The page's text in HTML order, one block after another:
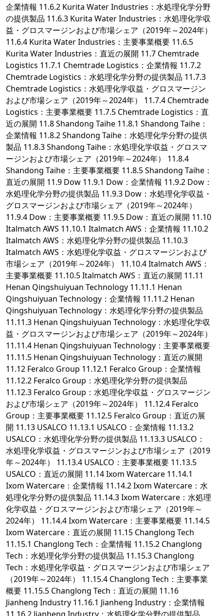
企業情報 11.6.2 Kurita Water Industries：水処理化学分野
の提供製品 11.6.3 Kurita Water Industries：水処理化学収
益・グロスマージンおよび市場シェア（2019年～2024年）
11.6.4 Kurita Water Industries：主要事業概要 11.6.5
Kurita Water Industries：直近の展開 11.7 Chemtrade
Logistics 11.7.1 Chemtrade Logistics：企業情報 11.7.2
Chemtrade Logistics：水処理化学分野の提供製品 11.7.3
Chemtrade Logistics：水処理化学収益・グロスマージン
および市場シェア（2019年～2024年） 11.7.4 Chemtrade
Logistics：主要事業概要 11.7.5 Chemtrade Logistics：直
近の展開 11.8 Shandong Taihe 11.8.1 Shandong Taihe：
企業情報 11.8.2 Shandong Taihe：水処理化学分野の提供
製品 11.8.3 Shandong Taihe：水処理化学収益・グロスマ
ージンおよび市場シェア（2019年～2024年） 11.8.4
Shandong Taihe：主要事業概要 11.8.5 Shandong Taihe：
直近の展開 11.9 Dow 11.9.1 Dow：企業情報 11.9.2 Dow：
水処理化学分野の提供製品 11.9.3 Dow：水処理化学収益・
グロスマージンおよび市場シェア（2019年～2024年）
11.9.4 Dow：主要事業概要 11.9.5 Dow：直近の展開 11.10
Italmatch AWS 11.10.1 Italmatch AWS：企業情報 11.10.2
Italmatch AWS：水処理化学分野の提供製品 11.10.3
Italmatch AWS：水処理化学収益・グロスマージンおよび
市場シェア（2019年～2024年） 11.10.4 Italmatch AWS：
主要事業概要 11.10.5 Italmatch AWS：直近の展開 11.11
Henan Qingshuiyuan Technology 11.11.1 Henan
Qingshuiyuan Technology：企業情報 11.11.2 Henan
Qingshuiyuan Technology：水処理化学分野の提供製品
11.11.3 Henan Qingshuiyuan Technology：水処理化学収
益・グロスマージンおよび市場シェア（2019年～2024年）
11.11.4 Henan Qingshuiyuan Technology：主要事業概要
11.11.5 Henan Qingshuiyuan Technology：直近の展開
11.12 Feralco Group 11.12.1 Feralco Group：企業情報
11.12.2 Feralco Group：水処理化学分野の提供製品
11.12.3 Feralco Group：水処理化学収益・グロスマージン
および市場シェア（2019年～2024年） 11.12.4 Feralco
Group：主要事業概要 11.12.5 Feralco Group：直近の展
開 11.13 USALCO 11.13.1 USALCO：企業情報 11.13.2
USALCO：水処理化学分野の提供製品 11.13.3 USALCO：
水処理化学収益・グロスマージンおよび市場シェア（2019
年～2024年） 11.13.4 USALCO：主要事業概要 11.13.5
USALCO：直近の展開 11.14 Ixom Watercare 11.14.1
Ixom Watercare：企業情報 11.14.2 Ixom Watercare：水
処理化学分野の提供製品 11.14.3 Ixom Watercare：水処理
化学収益・グロスマージンおよび市場シェア（2019年～
2024年） 11.14.4 Ixom Watercare：主要事業概要 11.14.5
Ixom Watercare：直近の展開 11.15 Changlong Tech
11.15.1 Changlong Tech：企業情報 11.15.2 Changlong
Tech：水処理化学分野の提供製品 11.15.3 Changlong
Tech：水処理化学収益・グロスマージンおよび市場シェア
（2019年～2024年） 11.15.4 Changlong Tech：主要事業
概要 11.15.5 Changlong Tech：直近の展開 11.16
Jianheng Industry 11.16.1 Jianheng Industry：企業情報